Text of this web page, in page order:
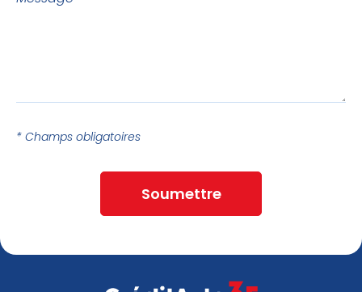
* Champs obligatoires
Soumettre